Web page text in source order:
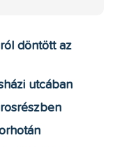
döntött az
utcában